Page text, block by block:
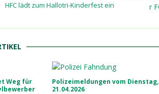
HFC lädt zum Hallotri-Kinderfest ein
Weg für
Polizeimeldungen vom Dienstag,
21.04.2026